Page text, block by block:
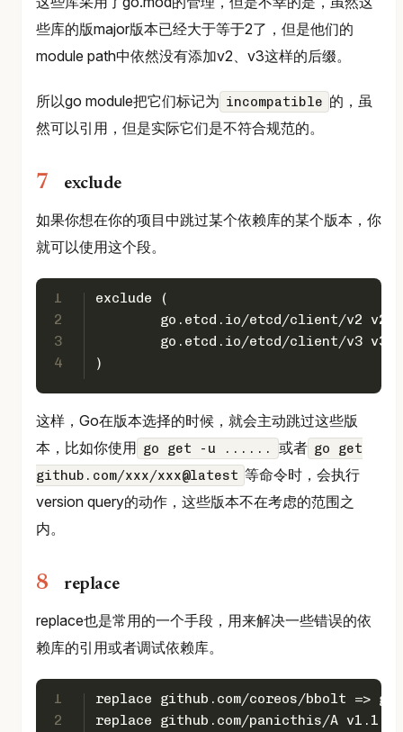
些库的版major版本已经大于等于2了，但是他们的
module path中依然没有添加v2、v3这样的后缀。
所以go module把它们标记为 incompatible 的，虽
然可以引用，但是实际它们是不符合规范的。
exclude
如果你想在你的项目中跳过某个依赖库的某个版本，你
就可以使用这个段。
1
2
3
4
exclude (
go.etcd.io/etcd/client/v2
go.etcd.io/etcd/client/v3
)
这样，Go在版本选择的时候，就会主动跳过这些版
本，比如你使用 go get -u ...... 或者 go get
github.com/xxx/xxx@latest 等命令时，会执行
version query的动作，这些版本不在考虑的范围之
内。
replace
replace也是常用的一个手段，用来解决一些错误的依
赖库的引用或者调试依赖库。
1
2
replace github.com/coreos/bbolt =>
replace github.com/panicthis/A